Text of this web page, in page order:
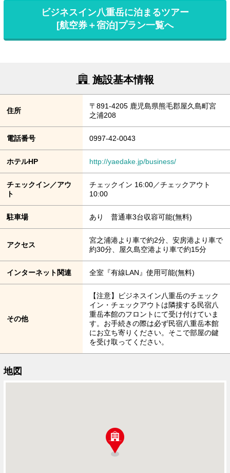
ビジネスイン八重岳に泊まるツアー
[航空券＋宿泊]プラン一覧へ
施設基本情報
住所
〒891-4205 鹿児島県熊毛郡屋久島町宮
之浦208
電話番号 0997-42-0043
ホテルHP http://yaedake.jp/business/
チェックイン／アウ
ト
チェックイン 16:00／チェックアウト
10:00
駐車場 あり 普通車3台収容可能(無料)
アクセス
宮之浦港より車で約2分、安房港より車で
約30分、屋久島空港より車で約15分
インターネット関連 全室『有線LAN』使用可能(無料)
その他
【注意】ビジネスイン八重岳のチェック
イン・チェックアウトは隣接する民宿八
重岳本館のフロントにて受け付けていま
す。お手続きの際は必ず民宿八重岳本館
にお立ち寄りください。そこで部屋の鍵
を受け取ってください。
地図